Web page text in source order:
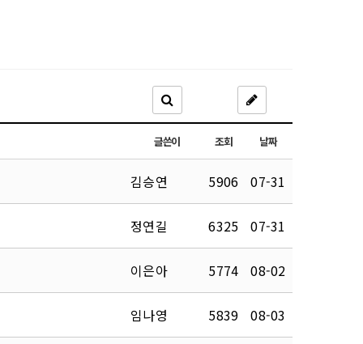
글쓴이 조회 날짜
김승연 5906 07-31
정연길 6325 07-31
이은아 5774 08-02
임나영 5839 08-03